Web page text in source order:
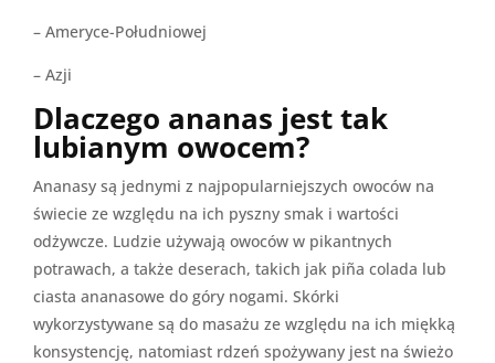
– Ameryce-Południowej
– Azji
Dlaczego ananas jest tak
lubianym owocem?
Ananasy są jednymi z najpopularniejszych owoców na
świecie ze względu na ich pyszny smak i wartości
odżywcze. Ludzie używają owoców w pikantnych
potrawach, a także deserach, takich jak piña colada lub
ciasta ananasowe do góry nogami. Skórki
wykorzystywane są do masażu ze względu na ich miękką
konsystencję, natomiast rdzeń spożywany jest na świeżo